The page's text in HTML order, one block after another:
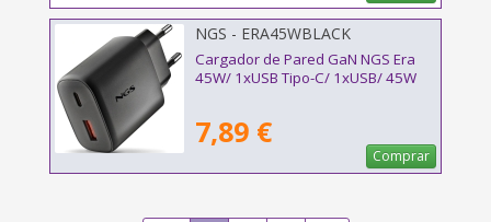
NGS - ERA45WBLACK
Cargador de Pared GaN NGS Era
45W/ 1xUSB Tipo-C/ 1xUSB/ 45W
7,89 €
Comprar